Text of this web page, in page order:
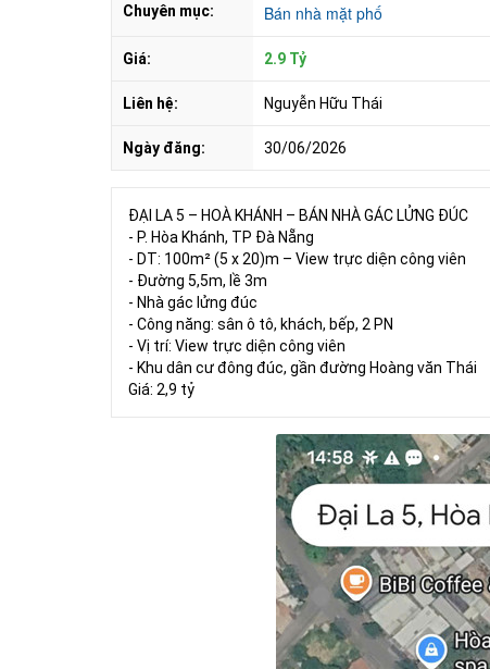
Chuyên mục: Bán nhà mặt phố
Giá: 2.9 Tỷ
Liên hệ: Nguyễn Hữu Thái
Ngày đăng: 30/06/2026
ĐẠI LA 5 – HOÀ KHÁNH – BÁN NHÀ GÁC LỬNG ĐÚC
- P. Hòa Khánh, TP Đà Nẵng
- DT: 100m² (5 x 20)m – View trực diện công viên
- Đường 5,5m, lề 3m
- Nhà gác lửng đúc
- Công năng: sân ô tô, khách, bếp, 2 PN
- Vị trí: View trực diện công viên
- Khu dân cư đông đúc, gần đường Hoàng văn Thái
Giá: 2,9 tỷ